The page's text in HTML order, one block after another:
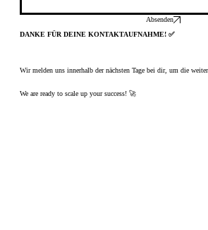
Absenden
DANKE FÜR DEINE KONTAKTAUFNAHME! ✅
Wir melden uns innerhalb der nächsten Tage bei dir, um die
We are ready to scale up your success! 🚀